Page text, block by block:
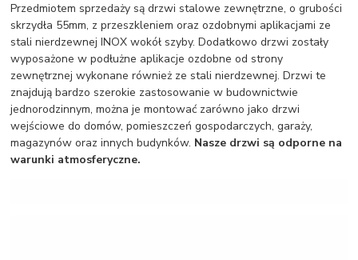
Przedmiotem sprzedaży są drzwi stalowe zewnętrzne, o grubości
skrzydła 55mm, z przeszkleniem oraz ozdobnymi aplikacjami ze
stali nierdzewnej INOX wokół szyby. Dodatkowo drzwi zostały
wyposażone w podłużne aplikacje ozdobne od strony
zewnętrznej wykonane również ze stali nierdzewnej. Drzwi te
znajdują bardzo szerokie zastosowanie w budownictwie
jednorodzinnym, można je montować zarówno jako drzwi
wejściowe do domów, pomieszczeń gospodarczych, garaży,
magazynów oraz innych budynków. Nasze drzwi są odporne na
warunki atmosferyczne.